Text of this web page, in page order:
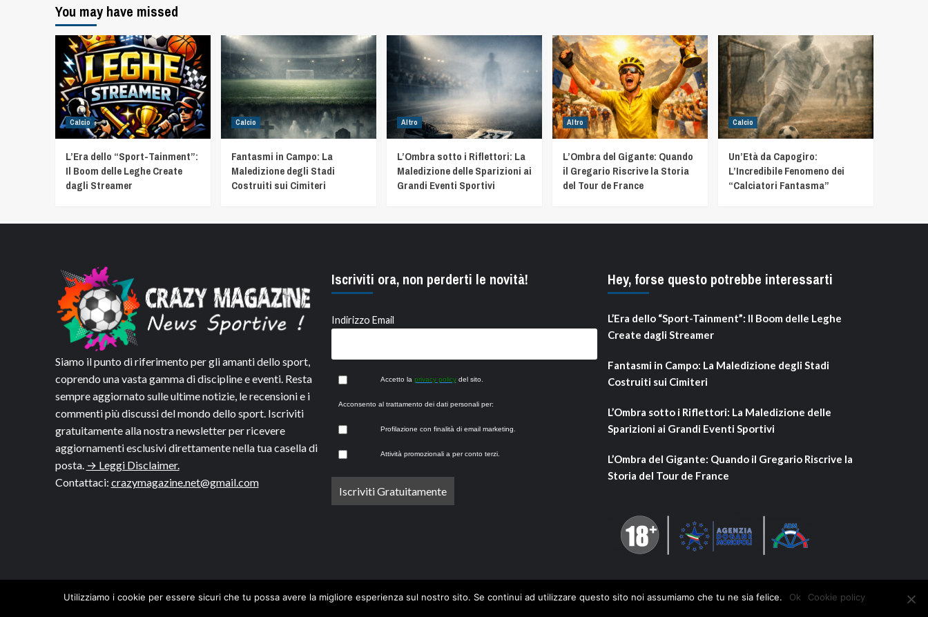
You may have missed
Calcio
L’Era dello “Sport-Tainment”:
Il Boom delle Leghe Create
dagli Streamer
Calcio
Fantasmi in Campo: La
Maledizione degli Stadi
Costruiti sui Cimiteri
Altro
L’Ombra sotto i Riflettori: La
Maledizione delle Sparizioni ai
Grandi Eventi Sportivi
Altro
L’Ombra del Gigante: Quando
il Gregario Riscrive la Storia
del Tour de France
Calcio
Un’Età da Capogiro:
L’Incredibile Fenomeno dei
“Calciatori Fantasma”
Siamo il punto di riferimento per gli amanti dello sport,
coprendo una vasta gamma di discipline e eventi. Resta
sempre aggiornato sulle ultime notizie, le recensioni e i
commenti più discussi del mondo dello sport. Iscriviti
gratuitamente alla nostra newsletter per ricevere
aggiornamenti esclusivi direttamente nella tua casella di
posta. → Leggi Disclaimer.
Contattaci: crazymagazine.net@gmail.com
Iscriviti ora, non perderti le novità!
Indirizzo Email
Accetto la privacy policydel sito.
Acconsento al trattamento dei dati personali per:
Profilazione con finalità di email marketing.
Attività promozionali a per conto terzi.
Hey, forse questo potrebbe interessarti
L’Era dello “Sport-Tainment”: Il Boom delle Leghe
Create dagli Streamer
Fantasmi in Campo: La Maledizione degli Stadi
Costruiti sui Cimiteri
L’Ombra sotto i Riflettori: La Maledizione delle
Sparizioni ai Grandi Eventi Sportivi
L’Ombra del Gigante: Quando il Gregario Riscrive la
Storia del Tour de France
Utilizziamo i cookie per essere sicuri che tu possa avere la migliore esperienza sul nostro sito. Se continui ad utilizzare questo sito noi assumiamo che tu ne sia felice. Ok Cookie policy